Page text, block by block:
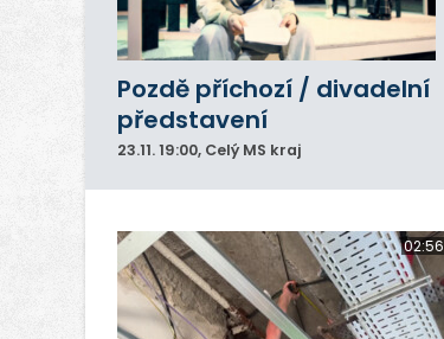
Pozdě příchozí / divadelní
představení
23.11.19:00, Celý MS kraj
02:56